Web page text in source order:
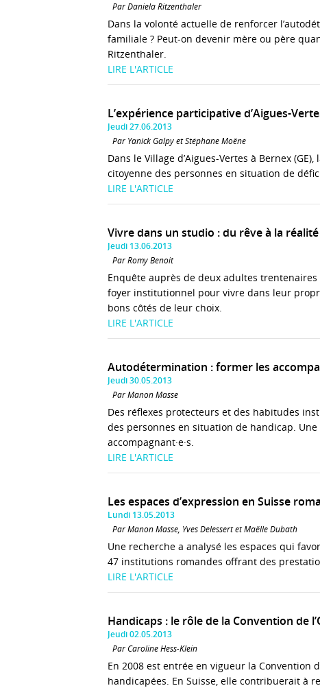
Par Daniela Ritzenthaler
Dans la volonté actuelle de renforcer
familiale ? Peut-on devenir mère ou père
Ritzenthaler.
LIRE L'ARTICLE
L’expérience participative d’Aigues-
Jeudi 27.06.2013
Par Yanick Galpy et Stéphane Moëne
Dans le Village d’Aigues-Vertes à Bernex
citoyenne des personnes en situation de
LIRE L'ARTICLE
Vivre dans un studio : du rêve à la réalité
Jeudi 13.06.2013
Par Romy Benoit
Enquête auprès de deux adultes
foyer institutionnel pour vivre dans leur
bons côtés de leur choix.
LIRE L'ARTICLE
Autodétermination : former les
Jeudi 30.05.2013
Par Manon Masse
Des réflexes protecteurs et des habitudes
des personnes en situation de handicap.
accompagnant·e·s.
LIRE L'ARTICLE
Les espaces d’expression en Suisse
Lundi 13.05.2013
Par Manon Masse, Yves Delessert et Maëlle Dubath
Une recherche a analysé les espaces qui
47 institutions romandes offrant des
LIRE L'ARTICLE
Handicaps : le rôle de la Convention de
Jeudi 02.05.2013
Par Caroline Hess-Klein
En 2008 est entrée en vigueur la Convention
handicapées. En Suisse, elle contribuerait à